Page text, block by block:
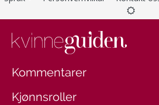
Kommentarer
Kjønnsroller